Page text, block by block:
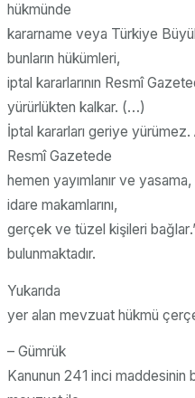
hükmünde
kararname veya Türkiye
bunların hükümleri,
iptal kararlarının Resmî
yürürlükten kalkar. (…)
İptal kararları geriye
Resmî Gazetede
hemen yayımlanır ve
idare makamlarını,
gerçek ve tüzel kişileri bağlar
bulunmaktadır.
Yukarıda
yer alan mevzuat hükmü
– Gümrük
Kanunun 241 inci maddesinin